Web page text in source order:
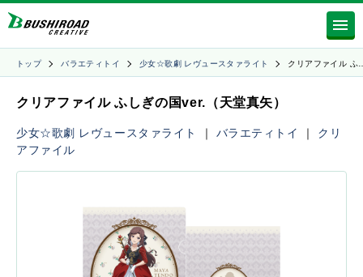
トップ バラエティトイ 少女☆歌劇 レヴュースタァライト クリアファイル ふ
クリアファイル ふしぎの国ver.（天堂真矢）
少女☆歌劇 レヴュースタァライト ｜ バラエティトイ ｜ クリ
アファイル